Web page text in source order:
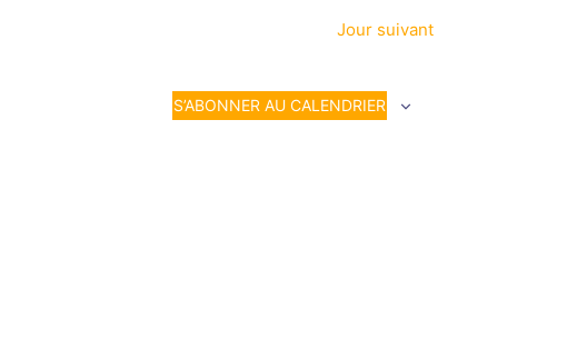
Jour suivant
S’ABONNER AU CALENDRIER